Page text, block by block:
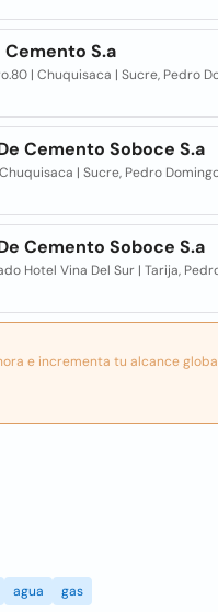
Cemento S.a
| Chuquisaca | Sucre, Pedro
Cemento Soboce S.a
Chuquisaca | Sucre, Pedro
Cemento Soboce S.a
Hotel Vina Del Sur | Tarija,
e incrementa tu alcance
agua gas